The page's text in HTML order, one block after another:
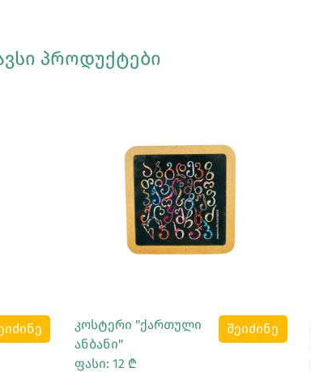
ᲞᲠᲝᲓᲣᲥᲢᲔᲑᲘ
Სრულად Ნახვა
კოსტერი "ქართული
ანბანი"
ფასი: 12 ₾
შეიძინე